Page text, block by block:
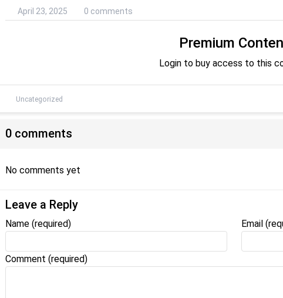
April 23, 2025 0 comments
Premium
Login to buy access to this
Uncategorized
0 comments
No comments yet
Leave a Reply
Name (required) Email
Comment (required)